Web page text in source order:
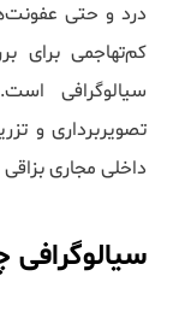
درد و حتی
کم‌تهاجمی برای
سیالوگرافی
تصویربرداری و
داخلی مجاری